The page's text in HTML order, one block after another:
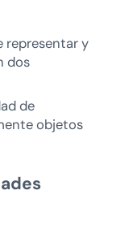
representar y
dos
de
objetos